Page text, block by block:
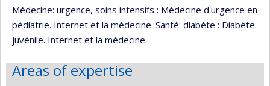
Médecine: urgence, soins intensifs : Médecine d'urgence en
pédiatrie. Internet et la médecine. Santé: diabète : Diabète
juvénile. Internet et la médecine.
Areas of expertise